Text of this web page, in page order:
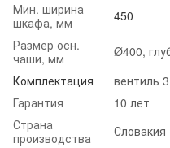
Мин. ширина
шкафа, мм
450
Размер осн.
чаши, мм
Ø400,
Комплектация
вентиль
Гарантия
10 лет
Страна
производства
Словакия